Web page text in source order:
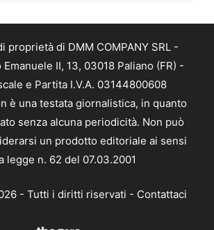
proprietà di DMM COMPANY SRL -
II, 13, 03018 Paliano (FR) -
e Partita I.V.A. 03144800608
è una testata giornalistica, in quanto
senza alcuna periodicità. Non può
un prodotto editoriale ai sensi
legge n. 62 del 07.03.2001
- Tutti i diritti riservati - Contattaci